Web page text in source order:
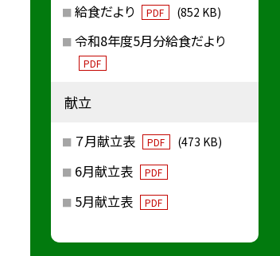
給食だより PDF (852 KB)
令和8年度5月分給食だより
PDF
献立
７月献立表 PDF (473 KB)
6月献立表 PDF
5月献立表 PDF